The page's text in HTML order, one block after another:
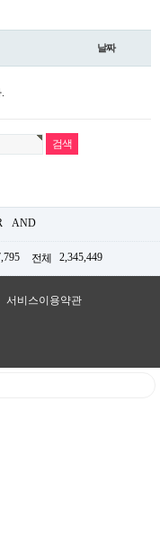
날짜
AND
전체 2,345,449
서비스이용약관